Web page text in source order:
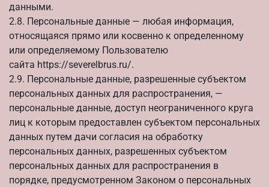
данными.
2.8. Персональные данные — любая информация,
относящаяся прямо или косвенно к определенному
или определяемому Пользователю
сайта https://severelbrus.ru/.
2.9. Персональные данные, разрешенные субъектом
персональных данных для распространения, —
персональные данные, доступ неограниченного круга
лиц к которым предоставлен субъектом персональных
данных путем дачи согласия на обработку
персональных данных, разрешенных субъектом
персональных данных для распространения в
порядке, предусмотренном Законом о персональных